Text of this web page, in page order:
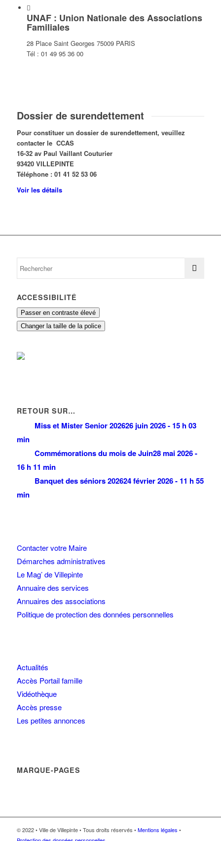
UNAF : Union Nationale des Associations
Familiales
28 Place Saint Georges 75009 PARIS
Tél : 01 49 95 36 00
Dossier de surendettement
Pour constituer un dossier de surendettement, veuillez
contacter le CCAS
16-32 av Paul Vaillant Couturier
93420 VILLEPINTE
Téléphone : 01 41 52 53 06
Voir les détails
ACCESSIBILITÉ
Passer en contraste élevé
Changer la taille de la police
RETOUR SUR…
Miss et Mister Senior 202626 juin 2026 - 15 h 03
min
Commémorations du mois de Juin28 mai 2026 -
16 h 11 min
Banquet des séniors 202624 février 2026 - 11 h 55
min
Contacter votre Maire
Démarches administratives
Le Mag’ de Villepinte
Annuaire des services
Annuaires des associations
Politique de protection des données personnelles
Actualités
Accès Portail famille
Vidéothèque
Accès presse
Les petites annonces
MARQUE-PAGES
© 2022 • Ville de Villepinte • Tous droits réservés •Mentions légales •